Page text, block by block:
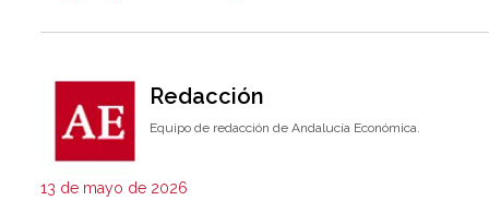
Redacción
Equipo de redacción de Andalucía Económica.
13 de mayo de 2026